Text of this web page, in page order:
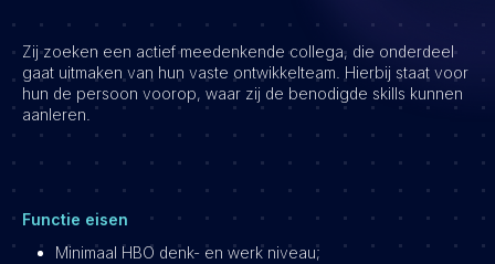
Zij zoeken een actief meedenkende collega, die onderdeel
gaat uitmaken van hun vaste ontwikkelteam. Hierbij staat voor
hun de persoon voorop, waar zij de benodigde skills kunnen
aanleren.
Functie eisen
Minimaal HBO denk- en werk niveau;